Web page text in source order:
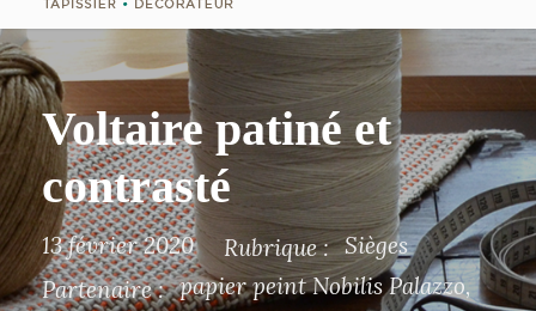
Voltaire patiné et
contrasté
13 février 2020 Rubrique : Sièges
Partenaire : papier peint Nobilis Palazzo,